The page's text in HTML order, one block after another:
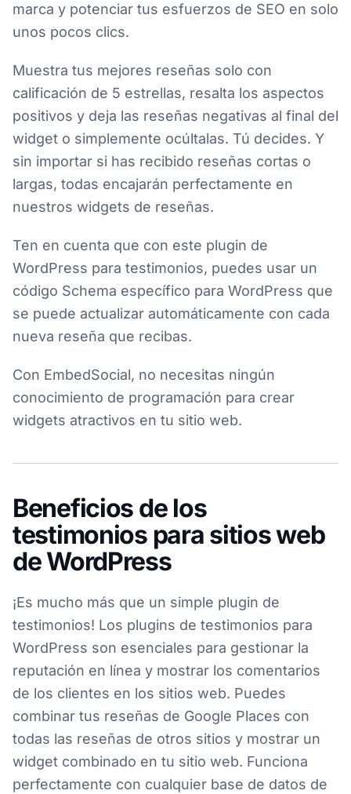
marca y potenciar tus esfuerzos de SEO en solo
unos pocos clics.
Muestra tus mejores reseñas solo con
calificación de 5 estrellas, resalta los aspectos
positivos y deja las reseñas negativas al final del
widget o simplemente ocúltalas. Tú decides. Y
sin importar si has recibido reseñas cortas o
largas, todas encajarán perfectamente en
nuestros widgets de reseñas.
Ten en cuenta que con este plugin de
WordPress para testimonios, puedes usar un
código Schema específico para WordPress que
se puede actualizar automáticamente con cada
nueva reseña que recibas.
Con EmbedSocial, no necesitas ningún
conocimiento de programación para crear
widgets atractivos en tu sitio web.
Beneficios de los
testimonios para sitios web
de WordPress
¡Es mucho más que un simple plugin de
testimonios! Los plugins de testimonios para
WordPress son esenciales para gestionar la
reputación en línea y mostrar los comentarios
de los clientes en los sitios web. Puedes
combinar tus reseñas de Google Places con
todas las reseñas de otros sitios y mostrar un
widget combinado en tu sitio web. Funciona
perfectamente con cualquier base de datos de